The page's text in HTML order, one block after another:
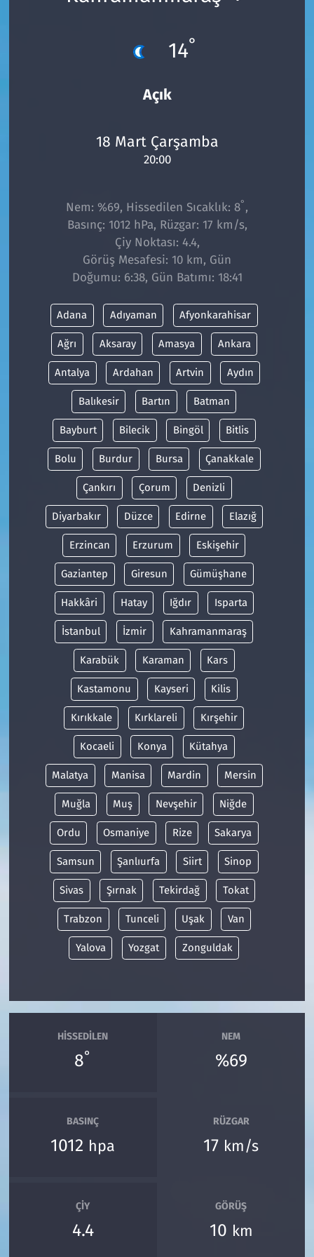
14°
Açık
18 Mart Çarşamba
20:00
Nem: %69, Hissedilen Sıcaklık: 8° ,
Basınç: 1012 hPa, Rüzgar: 17 km/s,
Çiy Noktası: 4.4,
Görüş Mesafesi: 10 km, Gün
Doğumu: 6:38, Gün Batımı: 18:41
Adana Adıyaman Afyonkarahisar
Ağrı Aksaray Amasya Ankara
Antalya Ardahan Artvin Aydın
Balıkesir Bartın Batman
Bayburt Bilecik Bingöl Bitlis
Bolu Burdur Bursa Çanakkale
Çankırı Çorum Denizli
Diyarbakır Düzce Edirne Elazığ
Erzincan Erzurum Eskişehir
Gaziantep Giresun Gümüşhane
Hakkâri Hatay Iğdır Isparta
İstanbul İzmir Kahramanmaraş
Karabük Karaman Kars
Kastamonu Kayseri Kilis
Kırıkkale Kırklareli Kırşehir
Kocaeli Konya Kütahya
Malatya Manisa Mardin Mersin
Muğla Muş Nevşehir Niğde
Ordu Osmaniye Rize Sakarya
Samsun Şanlıurfa Siirt Sinop
Sivas Şırnak Tekirdağ Tokat
Trabzon Tunceli Uşak Van
Yalova Yozgat Zonguldak
HISSEDILEN
8°
NEM
%69
BASINÇ
1012 hpa
RÜZGAR
17 km/s
ÇIY
4.4
GÖRÜŞ
10 km